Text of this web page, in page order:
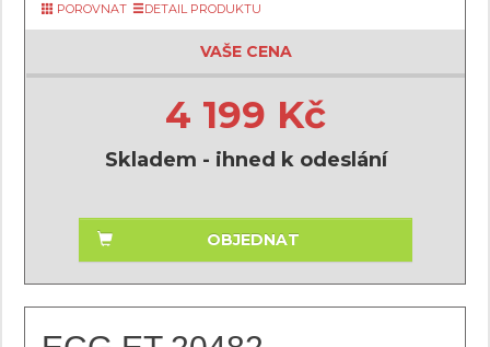
POROVNAT
DETAIL PRODUKTU
VAŠE CENA
4 199 Kč
Skladem - ihned k odeslání
OBJEDNAT